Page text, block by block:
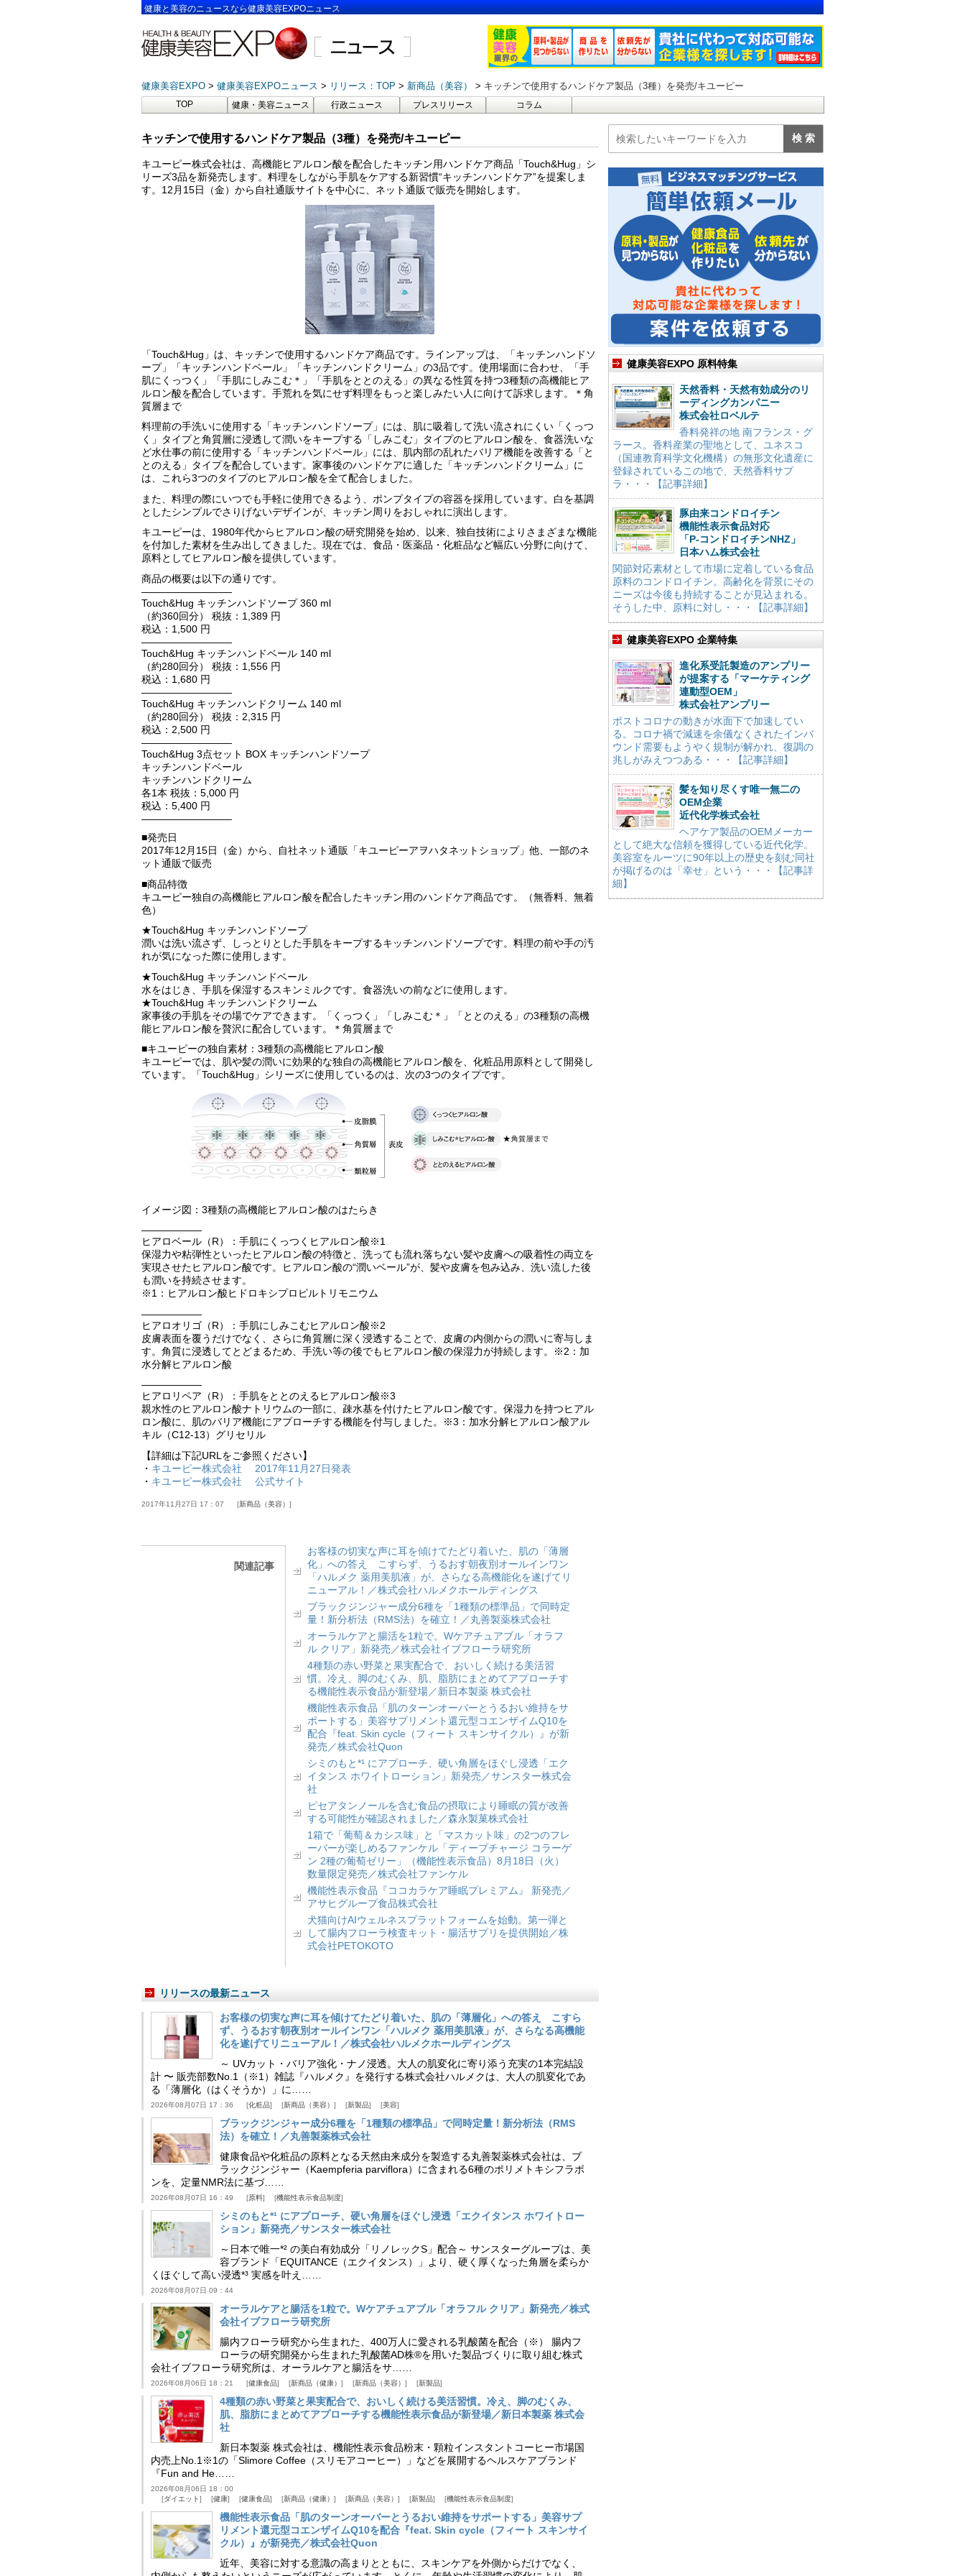
健康と美容のニュースなら健康美容EXPOニュース
健康美容EXPO 健康美容EXPOニュース リリース：TOP 新商品（美容） キッチンで使用するハンドケア製品（3種）を発売/キユーピー
TOP 健康・美容ニュース 行政ニュース プレスリリース コラム
キッチンで使用するハンドケア製品（3種）を発売/キユーピー
キユーピー株式会社は、高機能ヒアルロン酸を配合したキッチン用ハンドケア商品「Touch&Hug」シ
リーズ3品を新発売します。料理をしながら手肌をケアする新習慣“キッチンハンドケア”を提案しま
す。12月15日（金）から自社通販サイトを中心に、ネット通販で販売を開始します。
「Touch&Hug」は、キッチンで使用するハンドケア商品です。ラインアップは、「キッチンハンドソ
ープ」「キッチンハンドベール」「キッチンハンドクリーム」の3品です。使用場面に合わせ、「手
肌にくっつく」「手肌にしみこむ＊」「手肌をととのえる」の異なる性質を持つ3種類の高機能ヒア
ルロン酸を配合しています。手荒れを気にせず料理をもっと楽しみたい人に向けて訴求します。＊角
質層まで
料理前の手洗いに使用する「キッチンハンドソープ」には、肌に吸着して洗い流されにくい「くっつ
く」タイプと角質層に浸透して潤いをキープする「しみこむ」タイプのヒアルロン酸を、食器洗いな
ど水仕事の前に使用する「キッチンハンドベール」には、肌内部の乱れたバリア機能を改善する「と
とのえる」タイプを配合しています。家事後のハンドケアに適した「キッチンハンドクリーム」に
は、これら3つのタイプのヒアルロン酸を全て配合しました。
また、料理の際にいつでも手軽に使用できるよう、ポンプタイプの容器を採用しています。白を基調
としたシンプルでさりげないデザインが、キッチン周りをおしゃれに演出します。
キユーピーは、1980年代からヒアルロン酸の研究開発を始め、以来、独自技術によりさまざまな機能
を付加した素材を生み出してきました。現在では、食品・医薬品・化粧品など幅広い分野に向けて、
原料としてヒアルロン酸を提供しています。
商品の概要は以下の通りです。
—————————
Touch&Hug キッチンハンドソープ 360 ml
（約360回分） 税抜：1,389 円
税込：1,500 円
—————————
Touch&Hug キッチンハンドベール 140 ml
（約280回分） 税抜：1,556 円
税込：1,680 円
—————————
Touch&Hug キッチンハンドクリーム 140 ml
（約280回分） 税抜：2,315 円
税込：2,500 円
—————————
Touch&Hug 3点セット BOX キッチンハンドソープ
キッチンハンドベール
キッチンハンドクリーム
各1本 税抜：5,000 円
税込：5,400 円
—————————
■発売日
2017年12月15日（金）から、自社ネット通販「キユーピーアヲハタネットショップ」他、一部のネ
ット通販で販売
■商品特徴
キユーピー独自の高機能ヒアルロン酸を配合したキッチン用のハンドケア商品です。（無香料、無着
色）
★Touch&Hug キッチンハンドソープ
潤いは洗い流さず、しっとりとした手肌をキープするキッチンハンドソープです。料理の前や手の汚
れが気になった際に使用します。
★Touch&Hug キッチンハンドベール
水をはじき、手肌を保湿するスキンミルクです。食器洗いの前などに使用します。
★Touch&Hug キッチンハンドクリーム
家事後の手肌をその場でケアできます。「くっつく」「しみこむ＊」「ととのえる」の3種類の高機
能ヒアルロン酸を贅沢に配合しています。＊角質層まで
■キユーピーの独自素材：3種類の高機能ヒアルロン酸
キユーピーでは、肌や髪の潤いに効果的な独自の高機能ヒアルロン酸を、化粧品用原料として開発し
ています。「Touch&Hug」シリーズに使用しているのは、次の3つのタイプです。
イメージ図：3種類の高機能ヒアルロン酸のはたらき
——————
ヒアロベール（R）：手肌にくっつくヒアルロン酸※1
保湿力や粘弾性といったヒアルロン酸の特徴と、洗っても流れ落ちない髪や皮膚への吸着性の両立を
実現させたヒアルロン酸です。ヒアルロン酸の“潤いベール”が、髪や皮膚を包み込み、洗い流した後
も潤いを持続させます。
※1：ヒアルロン酸ヒドロキシプロピルトリモニウム
——————
ヒアロオリゴ（R）：手肌にしみこむヒアルロン酸※2
皮膚表面を覆うだけでなく、さらに角質層に深く浸透することで、皮膚の内側からの潤いに寄与しま
す。角質に浸透してとどまるため、手洗い等の後でもヒアルロン酸の保湿力が持続します。※2：加
水分解ヒアルロン酸
——————
ヒアロリペア（R）：手肌をととのえるヒアルロン酸※3
親水性のヒアルロン酸ナトリウムの一部に、疎水基を付けたヒアルロン酸です。保湿力を持つヒアル
ロン酸に、肌のバリア機能にアプローチする機能を付与しました。※3：加水分解ヒアルロン酸アル
キル（C12-13）グリセリル
【詳細は下記URLをご参照ください】
・ キユーピー株式会社 2017年11月27日発表
・ キユーピー株式会社 公式サイト
2017年11月27日 17：07 新商品（美容）
関連記事
お客様の切実な声に耳を傾けてたどり着いた、肌の「薄層
化」への答え こすらず、うるおす朝夜別オールインワン
「ハルメク 薬用美肌液」が、さらなる高機能化を遂げてリ
ニューアル！／株式会社ハルメクホールディングス
ブラックジンジャー成分6種を「1種類の標準品」で同時定
量！新分析法（RMS法）を確立！／丸善製薬株式会社
オーラルケアと腸活を1粒で。Wケアチュアブル「オラフ
ル クリア」新発売／株式会社イブフローラ研究所
4種類の赤い野菜と果実配合で、おいしく続ける美活習
慣。冷え、脚のむくみ、肌、脂肪にまとめてアプローチす
る機能性表示食品が新登場／新日本製薬 株式会社
機能性表示食品「肌のターンオーバーとうるおい維持をサ
ポートする」美容サプリメント還元型コエンザイムQ10を
配合『feat. Skin cycle（フィート スキンサイクル）』が新
発売／株式会社Quon
シミのもと*¹ にアプローチ、硬い角層をほぐし浸透「エク
イタンス ホワイトローション」新発売／サンスター株式会
社
ピセアタンノールを含む食品の摂取により睡眠の質が改善
する可能性が確認されました／森永製菓株式会社
1箱で「葡萄＆カシス味」と「マスカット味」の2つのフレ
ーバーが楽しめるファンケル「ディープチャージ コラーゲ
ン 2種の葡萄ゼリー」（機能性表示食品）8月18日（火）
数量限定発売／株式会社ファンケル
機能性表示食品『ココカラケア睡眠プレミアム』 新発売／
アサヒグループ食品株式会社
犬猫向けAIウェルネスプラットフォームを始動。第一弾と
して腸内フローラ検査キット・腸活サプリを提供開始／株
式会社PETOKOTO
リリースの最新ニュース
お客様の切実な声に耳を傾けてたどり着いた、肌の「薄層化」への答え こすら
ず、うるおす朝夜別オールインワン「ハルメク 薬用美肌液」が、さらなる高機能
化を遂げてリニューアル！／株式会社ハルメクホールディングス
～ UVカット・バリア強化・ナノ浸透。大人の肌変化に寄り添う充実の1本完結設
計 〜 販売部数No.1（※1）雑誌『ハルメク』を発行する株式会社ハルメクは、大人の肌変化であ
る「薄層化（はくそうか）」に……
2026年08月07日 17：36 化粧品 新商品（美容） 新製品 美容
ブラックジンジャー成分6種を「1種類の標準品」で同時定量！新分析法（RMS
法）を確立！／丸善製薬株式会社
健康食品や化粧品の原料となる天然由来成分を製造する丸善製薬株式会社は、ブ
ラックジンジャー（Kaempferia parviflora）に含まれる6種のポリメトキシフラボ
ンを、定量NMR法に基づ……
2026年08月07日 16：49 原料 機能性表示食品制度
シミのもと*¹ にアプローチ、硬い角層をほぐし浸透「エクイタンス ホワイトロー
ション」新発売／サンスター株式会社
～日本で唯一*² の美白有効成分「リノレックS」配合～ サンスターグループは、美
容ブランド「EQUITANCE（エクイタンス）」より、硬く厚くなった角層を柔らか
くほぐして高い浸透*³ 実感を叶え……
2026年08月07日 09：44
オーラルケアと腸活を1粒で。Wケアチュアブル「オラフル クリア」新発売／株式
会社イブフローラ研究所
腸内フローラ研究から生まれた、400万人に愛される乳酸菌を配合（※） 腸内フ
ローラの研究開発から生まれた乳酸菌AD株®を用いた製品づくりに取り組む株式
会社イブフローラ研究所は、オーラルケアと腸活をサ……
2026年08月06日 18：21 健康食品 新商品（健康） 新商品（美容） 新製品
4種類の赤い野菜と果実配合で、おいしく続ける美活習慣。冷え、脚のむくみ、
肌、脂肪にまとめてアプローチする機能性表示食品が新登場／新日本製薬 株式会
社
新日本製薬 株式会社は、機能性表示食品粉末・顆粒インスタントコーヒー市場国
内売上No.1※1の「Slimore Coffee（スリモアコーヒー）」などを展開するヘルスケアブランド
『Fun and He……
2026年08月06日 18：00
ダイエット
健康 健康食品 新商品（健康） 新商品（美容） 新製品 機能性表示食品制度
機能性表示食品「肌のターンオーバーとうるおい維持をサポートする」美容サプ
リメント還元型コエンザイムQ10を配合『feat. Skin cycle（フィート スキンサイ
クル）』が新発売／株式会社Quon
近年、美容に対する意識の高まりとともに、スキンケアを外側からだけでなく、
健康美容EXPO 原料特集
天然香料・天然有効成分のリ
ーディングカンパニー
株式会社ロベルテ
香料発祥の地 南フランス・グ
ラース。香料産業の聖地として、ユネスコ
（国連教育科学文化機構）の無形文化遺産に
登録されているこの地で、天然香料サプ
ラ・・・【記事詳細】
豚由来コンドロイチン
機能性表示食品対応
「P-コンドロイチンNHZ」
日本ハム株式会社
関節対応素材として市場に定着している食品
原料のコンドロイチン。高齢化を背景にその
ニーズは今後も持続することが見込まれる。
そうした中、原料に対し・・・【記事詳細】
健康美容EXPO 企業特集
進化系受託製造のアンプリー
が提案する「マーケティング
連動型OEM」
株式会社アンプリー
ポストコロナの動きが水面下で加速してい
る。コロナ禍で減速を余儀なくされたインバ
ウンド需要もようやく規制が解かれ、復調の
兆しがみえつつある・・・【記事詳細】
髪を知り尽くす唯一無二の
OEM企業
近代化学株式会社
ヘアケア製品のOEMメーカー
として絶大な信頼を獲得している近代化学。
美容室をルーツに90年以上の歴史を刻む同社
が掲げるのは「幸せ」という・・・【記事詳
細】